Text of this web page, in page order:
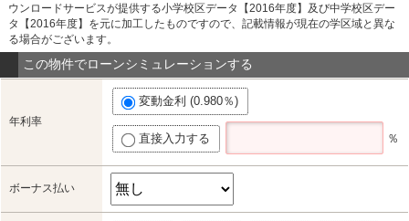
ウンロードサービスが提供する小学校区データ【2016年度】及び中学校区デー
タ【2016年度】を元に加工したものですので、記載情報が現在の学区域と異な
る場合がございます。
この物件でローンシミュレーションする
年利率
変動金利 (0.980％)
直接入力する ％
ボーナス払い